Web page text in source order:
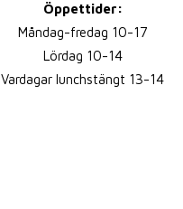
Öppettider:
Måndag-fredag 10-17
Lördag 10-14
Vardagar lunchstängt 13-14